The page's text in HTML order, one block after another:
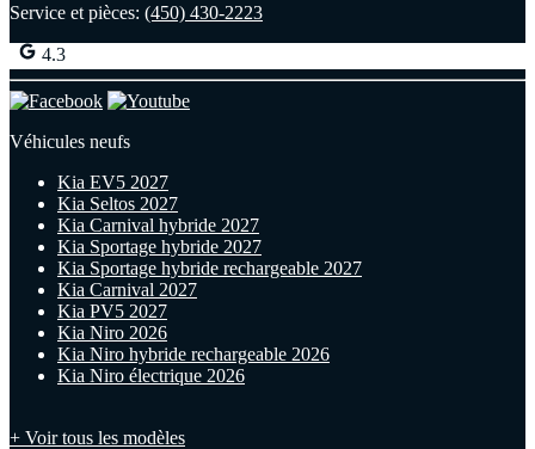
Service et pièces: (450) 430-2223
4.3
Véhicules neufs
Kia EV5 2027
Kia Seltos 2027
Kia Carnival hybride 2027
Kia Sportage hybride 2027
Kia Sportage hybride rechargeable 2027
Kia Carnival 2027
Kia PV5 2027
Kia Niro 2026
Kia Niro hybride rechargeable 2026
Kia Niro électrique 2026
+ Voir tous les modèles